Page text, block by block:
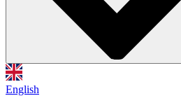
English